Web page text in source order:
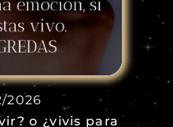
2026
o ¿vivis para